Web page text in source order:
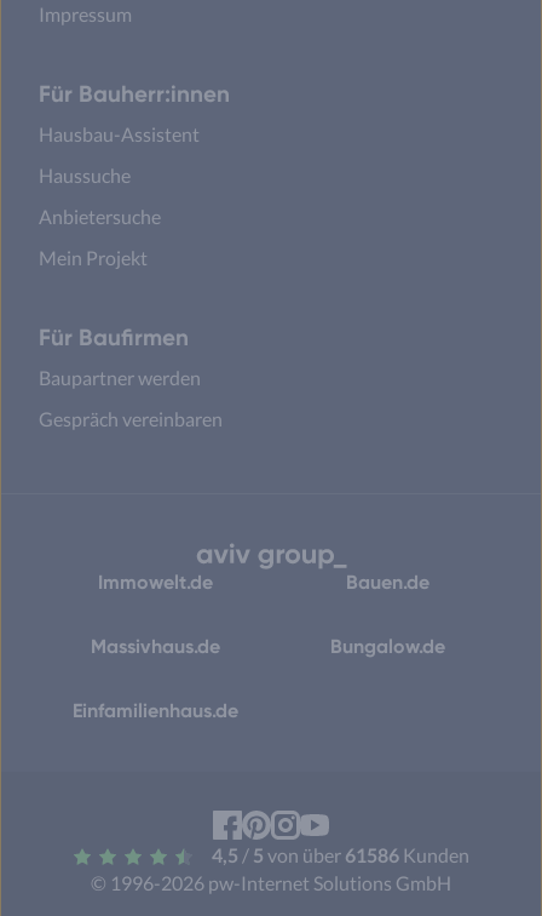
Impressum
Für Bauherr:innen
Hausbau-Assistent
Haussuche
Anbietersuche
Mein Projekt
Für Baufirmen
Baupartner werden
Gespräch vereinbaren
Immowelt.de Bauen.de
Massivhaus.de Bungalow.de
Einfamilienhaus.de
© 1996-2026 pw-Internet Solutions GmbH
4,5 / 5 von über 61586Kunden
Facebook
Pinterest
Instagram